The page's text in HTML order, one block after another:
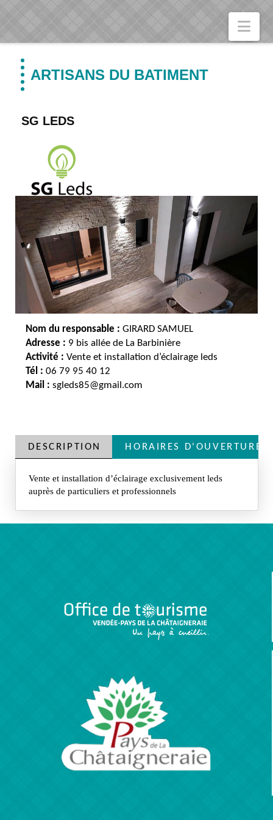
ARTISANS DU BATIMENT
SG LEDS
Nom du responsable : GIRARD SAMUEL
Adresse : 9 bis allée de La Barbinière
Activité : Vente et installation d’éclairage leds
Tél : 06 79 95 40 12
Mail : sgleds85@gmail.com
DESCRIPTION HORAIRES D'OUVERTURE
Vente et installation d’éclairage exclusivement leds
auprès de particuliers et professionnels